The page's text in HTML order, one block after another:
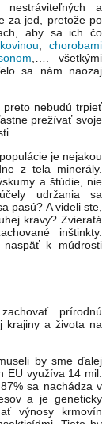
nestráviteľných a
za jed, pretože po
aby sa ich čo
chorobami
,…. všetkými
sa nám naozaj
preto nebudú trpieť
prežívať svoje
je nejakou
z tela minerály.
a štúdie, nie
udržania sa
pasú? A videli ste,
kravy? Zvieratá
inštinkty.
k múdrosti
prírodnú
krajiny a života na
by sme ďalej
EU využíva 14 mil.
sa nachádza v
a je geneticky
výnosy krmovín